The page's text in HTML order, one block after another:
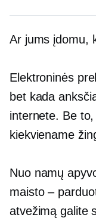
Ar jums įdomu,
Elektroninės
bet kada
internete. Be
kiekviename
Nuo namų
maisto –
atvežimą galite